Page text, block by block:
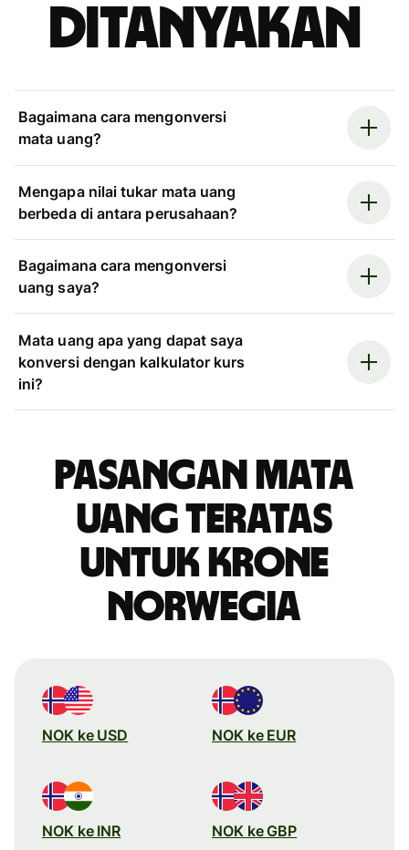
ditanyakan
Bagaimana cara mengonversi
mata uang?
Mengapa nilai tukar mata uang
berbeda di antara perusahaan?
Bagaimana cara mengonversi
uang saya?
Mata uang apa yang dapat saya
konversi dengan kalkulator kurs
ini?
Pasangan mata
uang teratas
untuk krone
Norwegia
NOK ke USD NOK ke EUR
NOK ke INR NOK ke GBP